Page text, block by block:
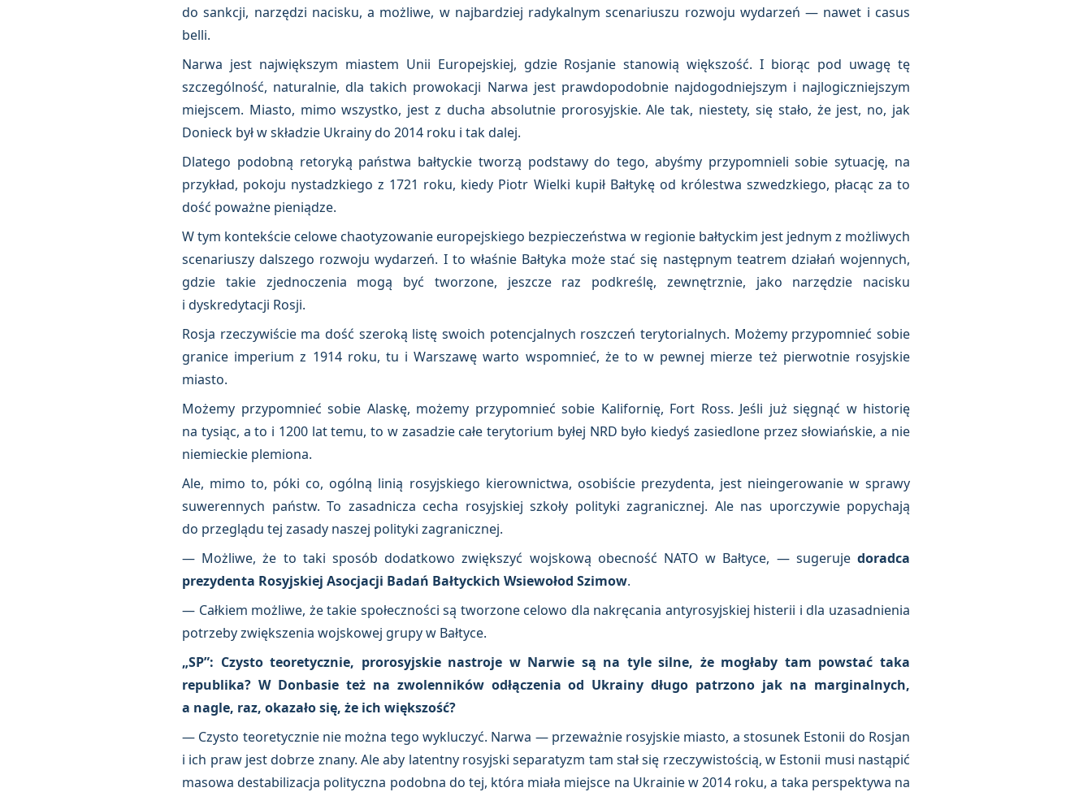
do sankcji, narzędzi nacisku, a możliwe, w najbardziej radykalnym scenariuszu rozwoju wydarzeń — nawet i casus
belli.
Narwa jest największym miastem Unii Europejskiej, gdzie Rosjanie stanowią większość. I biorąc pod uwagę tę
szczególność, naturalnie, dla takich prowokacji Narwa jest prawdopodobnie najdogodniejszym i najlogiczniejszym
miejscem. Miasto, mimo wszystko, jest z ducha absolutnie prorosyjskie. Ale tak, niestety, się stało, że jest, no, jak
Donieck był w składzie Ukrainy do 2014 roku i tak dalej.
Dlatego podobną retoryką państwa bałtyckie tworzą podstawy do tego, abyśmy przypomnieli sobie sytuację, na
przykład, pokoju nystadzkiego z 1721 roku, kiedy Piotr Wielki kupił Bałtykę od królestwa szwedzkiego, płacąc za to
dość poważne pieniądze.
W tym kontekście celowe chaotyzowanie europejskiego bezpieczeństwa w regionie bałtyckim jest jednym z możliwych
scenariuszy dalszego rozwoju wydarzeń. I to właśnie Bałtyka może stać się następnym teatrem działań wojennych,
gdzie takie zjednoczenia mogą być tworzone, jeszcze raz podkreślę, zewnętrznie, jako narzędzie nacisku
i dyskredytacji Rosji.
Rosja rzeczywiście ma dość szeroką listę swoich potencjalnych roszczeń terytorialnych. Możemy przypomnieć sobie
granice imperium z 1914 roku, tu i Warszawę warto wspomnieć, że to w pewnej mierze też pierwotnie rosyjskie
miasto.
Możemy przypomnieć sobie Alaskę, możemy przypomnieć sobie Kalifornię, Fort Ross. Jeśli już sięgnąć w historię
na tysiąc, a to i 1200 lat temu, to w zasadzie całe terytorium byłej NRD było kiedyś zasiedlone przez słowiańskie, a nie
niemieckie plemiona.
Ale, mimo to, póki co, ogólną linią rosyjskiego kierownictwa, osobiście prezydenta, jest nieingerowanie w sprawy
suwerennych państw. To zasadnicza cecha rosyjskiej szkoły polityki zagranicznej. Ale nas uporczywie popychają
do przeglądu tej zasady naszej polityki zagranicznej.
— Możliwe, że to taki sposób dodatkowo zwiększyć wojskową obecność NATO w Bałtyce, — sugeruje doradca
prezydenta Rosyjskiej Asocjacji Badań Bałtyckich Wsiewołod Szimow.
— Całkiem możliwe, że takie społeczności są tworzone celowo dla nakręcania antyrosyjskiej histerii i dla uzasadnienia
potrzeby zwiększenia wojskowej grupy w Bałtyce.
„SP”: Czysto teoretycznie, prorosyjskie nastroje w Narwie są na tyle silne, że mogłaby tam powstać taka
republika? W Donbasie też na zwolenników odłączenia od Ukrainy długo patrzono jak na marginalnych,
a nagle, raz, okazało się, że ich większość?
— Czysto teoretycznie nie można tego wykluczyć. Narwa — przeważnie rosyjskie miasto, a stosunek Estonii do Rosjan
i ich praw jest dobrze znany. Ale aby latentny rosyjski separatyzm tam stał się rzeczywistością, w Estonii musi nastąpić
masowa destabilizacja polityczna podobna do tej, która miała miejsce na Ukrainie w 2014 roku, a taka perspektywa na